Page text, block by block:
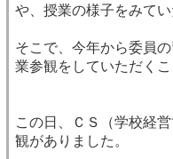
や、授業の様子をみて
そこで、今年から委員
業参観をしていただく
この日、ＣＳ（学校経
観がありました。